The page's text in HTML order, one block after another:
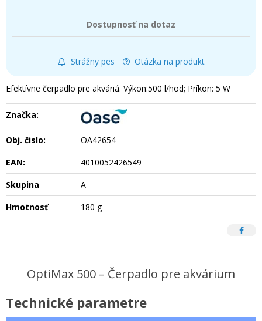
Dostupnosť na dotaz
Strážny pes Otázka na produkt
Efektívne čerpadlo pre akváriá. Výkon:500 l/hod; Príkon: 5 W
Značka:
Obj. čislo:
OA42654
EAN:
4010052426549
Skupina
A
Hmotnosť
180 g
OptiMax 500 – Čerpadlo pre akvárium
Technické parametre